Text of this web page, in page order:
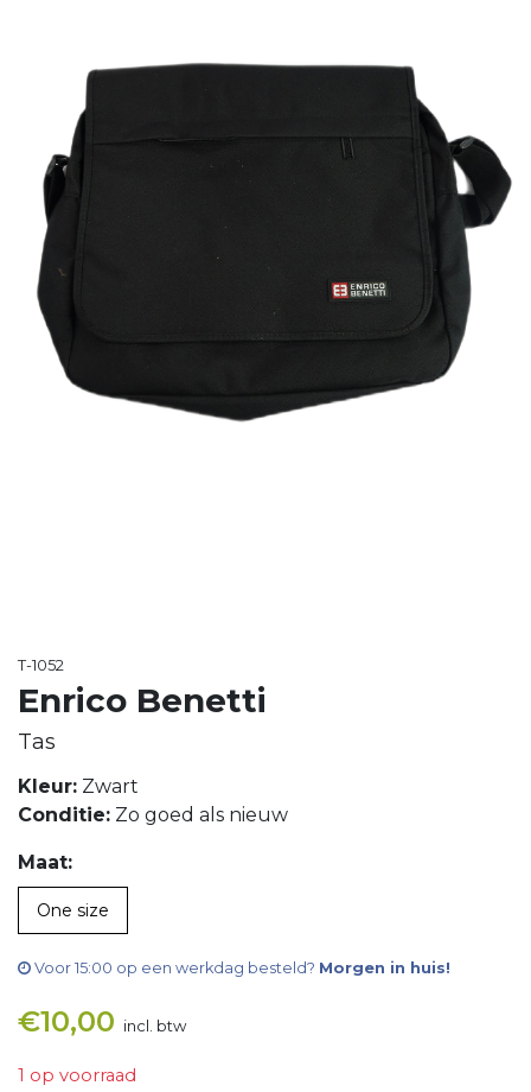
T-1052
Enrico Benetti
Tas
Kleur: Zwart
Conditie: Zo goed als nieuw
Maat:
One size
Voor 15:00 op een werkdag besteld? Morgen in huis!
€10,00 incl. btw
1 op voorraad